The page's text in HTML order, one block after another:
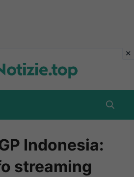
Indonesia:
streaming